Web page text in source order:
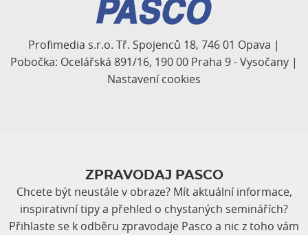
Profimedia s.r.o. Tř. Spojenců 18, 746 01 Opava |
Pobočka: Ocelářská 891/16, 190 00 Praha 9 - Vysočany |
Nastavení cookies
ZPRAVODAJ PASCO
Chcete být neustále v obraze? Mít aktuální informace,
inspirativní tipy a přehled o chystaných seminářích?
Přihlaste se k odběru zpravodaje Pasco a nic z toho vám